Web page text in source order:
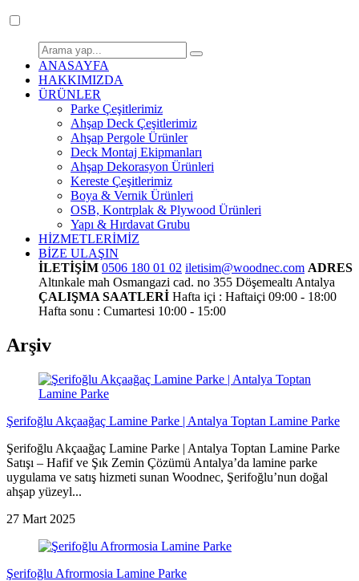
ANASAYFA
HAKKIMIZDA
ÜRÜNLER
Parke Çeşitlerimiz
Ahşap Deck Çeşitlerimiz
Ahşap Pergole Ürünler
Deck Montaj Ekipmanları
Ahşap Dekorasyon Ürünleri
Kereste Çeşitlerimiz
Boya & Vernik Ürünleri
OSB, Kontrplak & Plywood Ürünleri
Yapı & Hırdavat Grubu
HİZMETLERİMİZ
BİZE ULAŞIN
İLETİŞİM 0506 180 01 02 iletisim@woodnec.com ADRES
Altınkale mah Osmangazi cad. no 355 Döşemealtı Antalya
ÇALIŞMA SAATLERİ Hafta içi : Haftaiçi 09:00 - 18:00
Hafta sonu : Cumartesi 10:00 - 15:00
Arşiv
Şerifoğlu Akçaağaç Lamine Parke | Antalya Toptan Lamine Parke
Şerifoğlu Akçaağaç Lamine Parke | Antalya Toptan Lamine Parke
Satışı – Hafif ve Şık Zemin Çözümü Antalya’da lamine parke
uygulama ve satış hizmeti sunan Woodnec, Şerifoğlu’nun doğal
ahşap yüzeyl...
27 Mart 2025
Şerifoğlu Afrormosia Lamine Parke